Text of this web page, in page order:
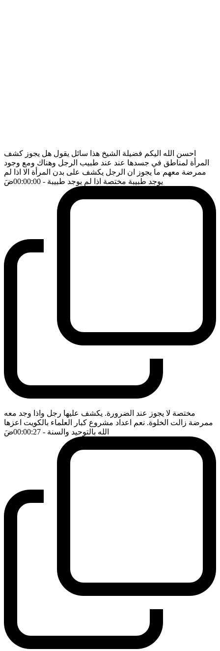
احسن الله اليكم فضيلة الشيخ هذا سائل يقول هل يجوز كشف
المرأة لمناطق في جسدها عند عند طبيب الرجل وهناك ومع وجود
ممرضة معهم ما يجوز ان الرجل يكشف على بدن المرأة الا اذا لم
يوجد طبيبة مختصة اذا لم يوجد طبيبة - 00:00:00 ضَ
مختصة لا يجوز عند الضرورة. يكشف عليها رجل واذا وجد معه
ممرضة زالت الخلوة. نعم اعداد مشروع كبار العلماء بالكويت اعزها
الله بالتوحيد والسنة - 00:00:27 ضَ